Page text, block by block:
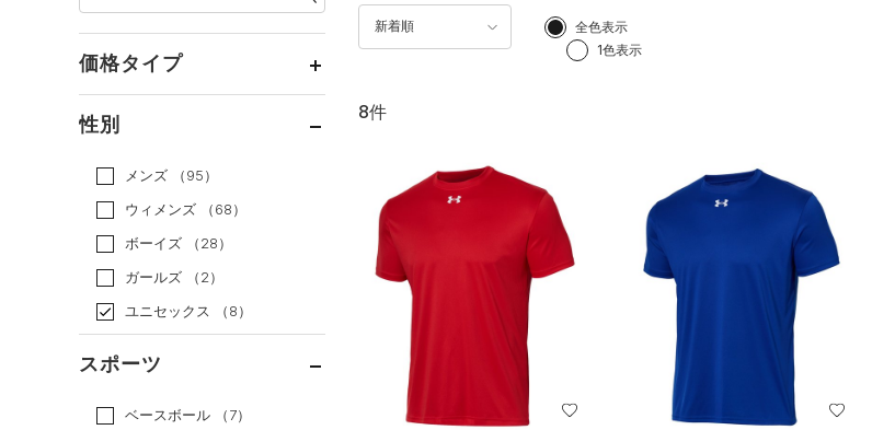
価格タイプ
性別
メンズ
（95）
ウィメンズ
（68）
ボーイズ
（28）
ガールズ
（2）
ユニセックス
（8）
スポーツ
ベースボール
（7）
新着順
全色表示
1色表示
8件